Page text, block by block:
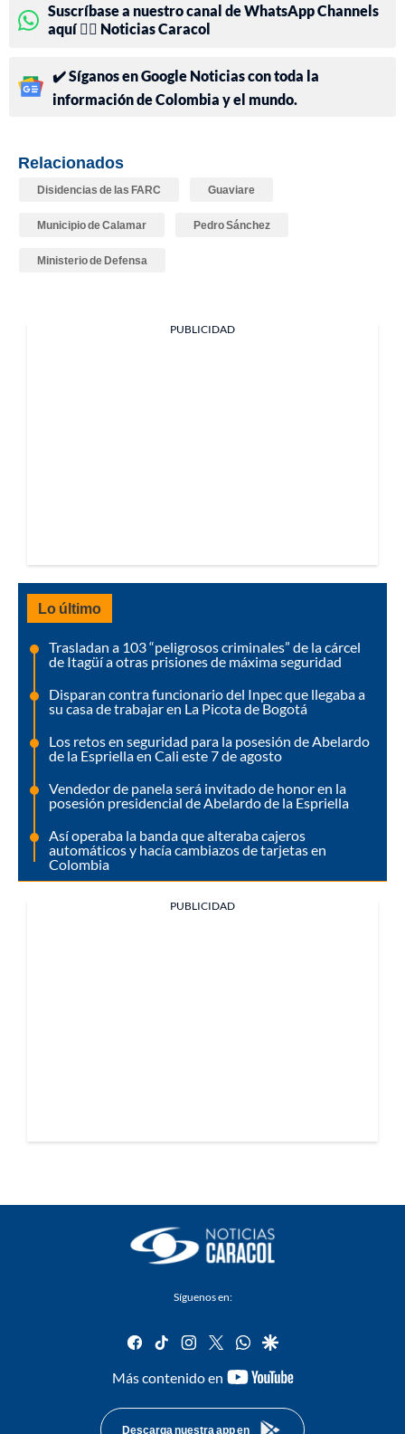
Suscríbase a nuestro canal de WhatsApp Channels
aquí 👉🏻 Noticias Caracol
✔️ Síganos en Google Noticias con toda la
información de Colombia y el mundo.
Relacionados
Disidencias de las FARC Guaviare
Municipio de Calamar Pedro Sánchez
Ministerio de Defensa
PUBLICIDAD
Lo último
Trasladan a 103 “peligrosos criminales” de la cárcel
de Itagüí a otras prisiones de máxima seguridad
Disparan contra funcionario del Inpec que llegaba a
su casa de trabajar en La Picota de Bogotá
Los retos en seguridad para la posesión de Abelardo
de la Espriella en Cali este 7 de agosto
Vendedor de panela será invitado de honor en la
posesión presidencial de Abelardo de la Espriella
Así operaba la banda que alteraba cajeros
automáticos y hacía cambiazos de tarjetas en
Colombia
PUBLICIDAD
Síguenos en:
facebook
tiktok instagram
twitterwhatsapp
google
Más contenido en
youtube-
Descarga nuestra app en